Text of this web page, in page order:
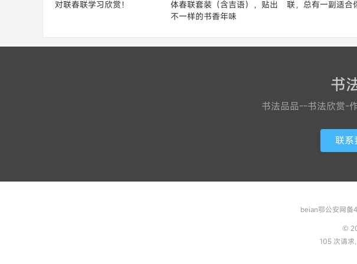
对联春联学习欣赏！
体春联套装（含吉语），贴出
不一样的书香年味
联，总有一副适合
书
书法品品--书法欣赏-
联系
beian鄂公安网备
©
105 次请求